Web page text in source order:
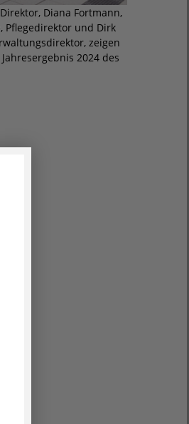
Diana Fortmann,
Pflegedirektor und Dirk
zeigen
2024 des